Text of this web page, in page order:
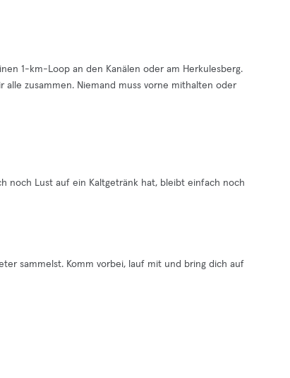
1-km-Loop an den Kanälen oder am Herkulesberg.
zusammen. Niemand muss vorne mithalten oder
noch Lust auf ein Kaltgetränk hat, bleibt einfach noch
sammelst. Komm vorbei, lauf mit und bring dich auf